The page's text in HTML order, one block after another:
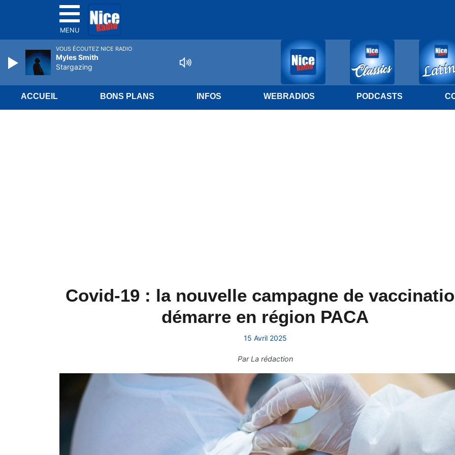
MENU
ACCUEIL BONS PLANS INFOS WEBRADIOS PODCASTS
Covid-19 : la nouvelle campagne de
démarre en région PACA
15 Avril 2025
ParLa rédaction
VOUS ÉCOUTEZ NICE RADIO
Myles Smith
Stargazing